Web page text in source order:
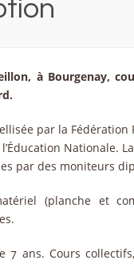
à Bourgenay,
par la Fédération
Nationale.
par des moniteurs
(planche et
7 ans. Cours